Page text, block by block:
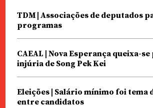
TDM | Associações de deputados
programas
CAEAL | Nova Esperança queixa-
injúria de Song Pek Kei
Eleições | Salário mínimo foi tema
entre candidatos